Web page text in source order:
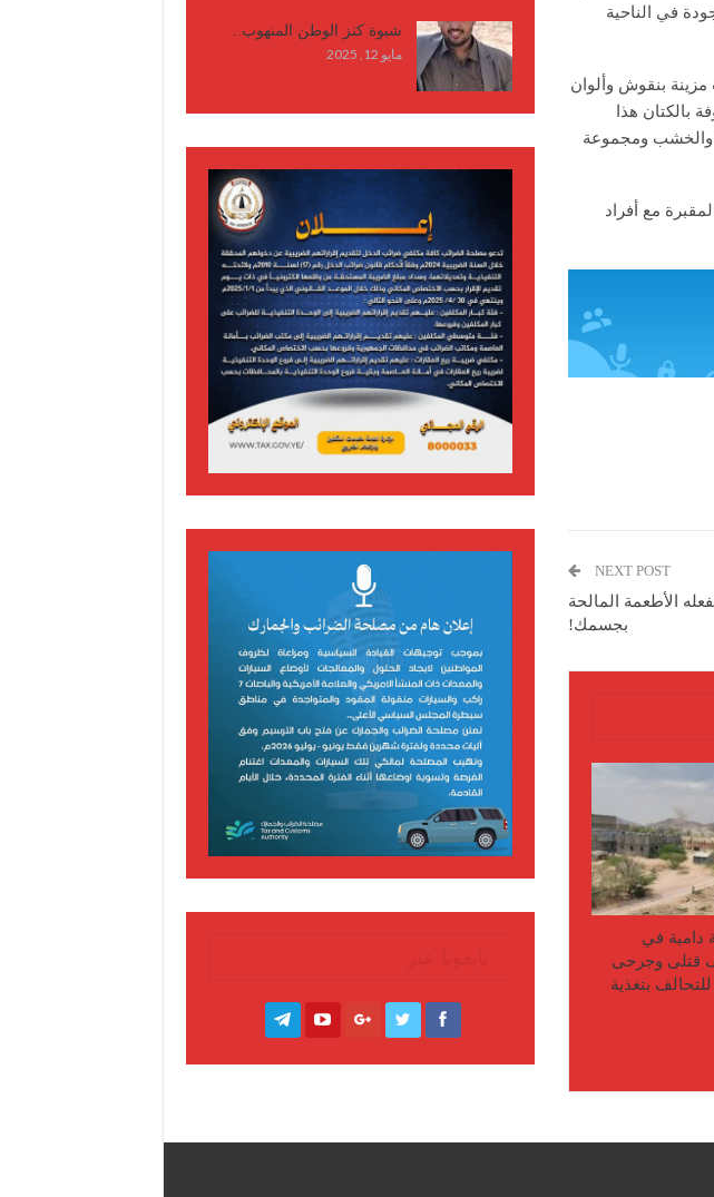
في الناحية
مزينة بنقوش وألوان
ملفوفة بالكتان هذا
والخشب ومجموعة
مع أفراد
NEXT POST
الأطعمة المالحة
بجسمك!
دامية في
قتلى وجرحى
بتغذية
شبوة كنز الوطن المنهوب..
مايو 12, 2025